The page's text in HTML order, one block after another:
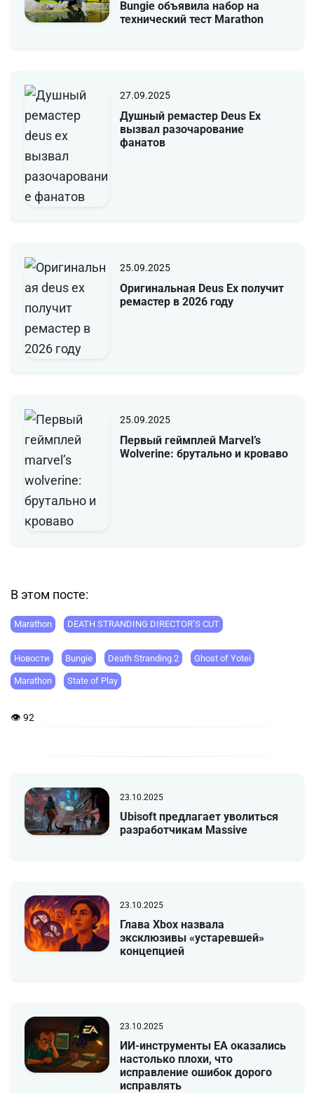
Bungie объявила набор на
технический тест Marathon
27.09.2025
Душный ремастер Deus Ex
вызвал разочарование
фанатов
25.09.2025
Оригинальная Deus Ex получит
ремастер в 2026 году
25.09.2025
Первый геймплей Marvel’s
Wolverine: брутально и кроваво
В этом посте:
Marathon DEATH STRANDING DIRECTOR’S CUT
Новости Bungie Death Stranding 2 Ghost of Yotei
Marathon State of Play
👁 92
23.10.2025
Ubisoft предлагает уволиться
разработчикам Massive
23.10.2025
Глава Xbox назвала
эксклюзивы «устаревшей»
концепцией
23.10.2025
ИИ-инструменты EA оказались
настолько плохи, что
исправление ошибок дорого
исправлять